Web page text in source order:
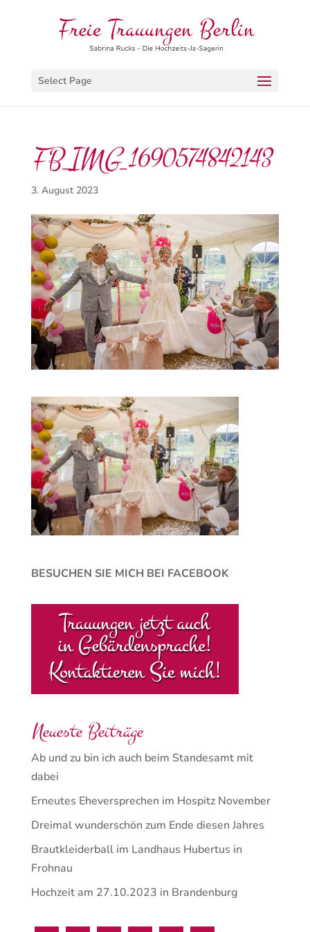
Select Page
FB_IMG_1690574842143
3. August 2023
BESUCHEN SIE MICH BEI FACEBOOK
Neueste Beiträge
Ab und zu bin ich auch beim Standesamt mit
dabei
Erneutes Eheversprechen im Hospitz November
Dreimal wunderschön zum Ende diesen Jahres
Brautkleiderball im Landhaus Hubertus in
Frohnau
Hochzeit am 27.10.2023 in Brandenburg